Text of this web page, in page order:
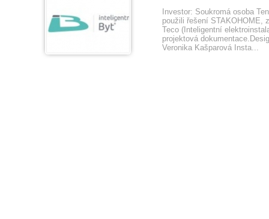
Investor: Soukromá osoba
použili řešení STAKOHOME,
Teco (Inteligentní
projektová
Veronika Kašparová Insta...